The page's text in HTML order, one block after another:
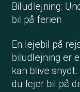
Biludlejning:
bil på ferien
En lejebil på
biludlejning er
kan blive
du lejer bil på